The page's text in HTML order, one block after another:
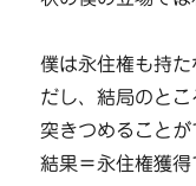
僕は永住権も持
だし、結局のと
突きつめること
結果＝永住権獲